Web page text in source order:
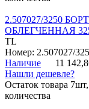
2.507027/3250
ОБЛЕГЧЕННАЯ
TL
Номер: 2.507027/
Наличие
11
Нашли дешевле?
Остаток товара 7шт,
количества